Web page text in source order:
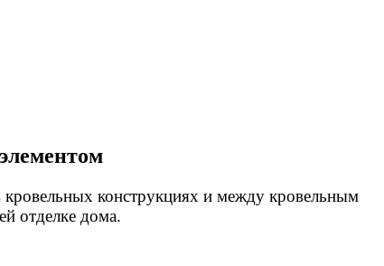
кровельных конструкциях и между кровельным
отделке дома.